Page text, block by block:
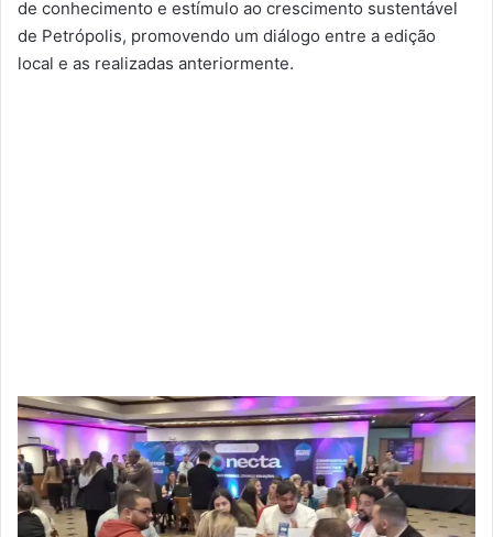
de conhecimento e estímulo ao crescimento sustentável
de Petrópolis, promovendo um diálogo entre a edição
local e as realizadas anteriormente.